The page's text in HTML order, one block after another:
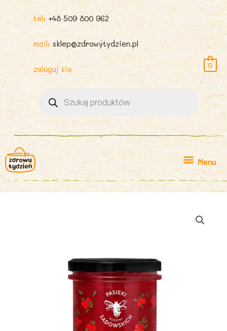
tel: +48 509 800 962
mail: sklep@zdrowytydzien.pl
zaloguj się
produktów
0
Menu
Menu